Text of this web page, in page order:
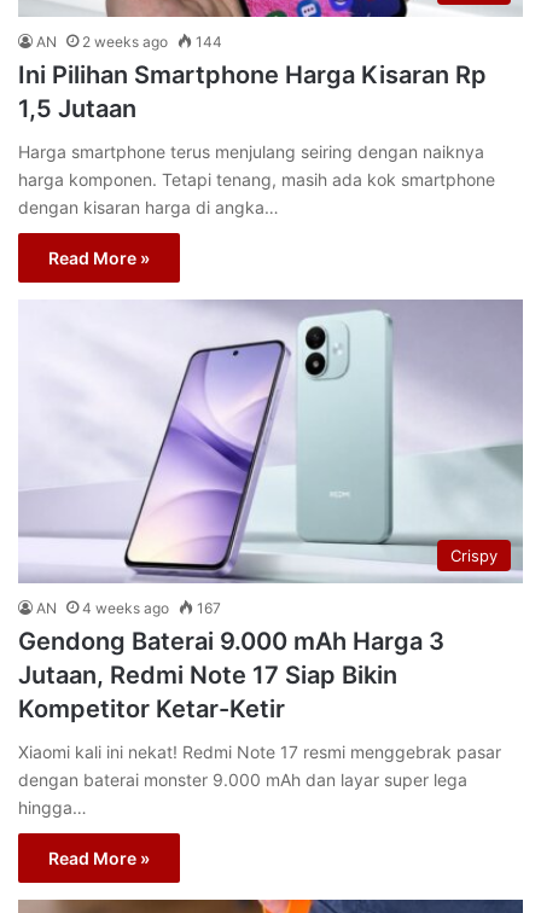
AN 2 weeks ago 144
Ini Pilihan Smartphone Harga Kisaran Rp
1,5 Jutaan
Harga smartphone terus menjulang seiring dengan naiknya
harga komponen. Tetapi tenang, masih ada kok smartphone
dengan kisaran harga di angka…
Read More »
Crispy
AN 4 weeks ago 167
Gendong Baterai 9.000 mAh Harga 3
Jutaan, Redmi Note 17 Siap Bikin
Kompetitor Ketar-Ketir
Xiaomi kali ini nekat! Redmi Note 17 resmi menggebrak pasar
dengan baterai monster 9.000 mAh dan layar super lega
hingga…
Read More »